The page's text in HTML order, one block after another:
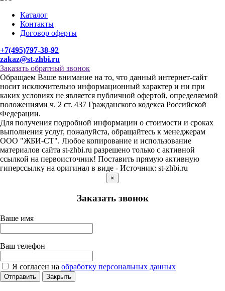
Каталог
Контакты
Договор оферты
+7(495)797-38-92
zakaz@st-zhbi.ru
Заказать обратный звонок
Обращаем Ваше внимание на то, что данный интернет-сайт
носит исключительно информационный характер и ни при
каких условиях не является публичной офертой, определяемой
положениями ч. 2 ст. 437 Гражданского кодекса Российской
Федерации.
Для получения подробной информации о стоимости и сроках
выполнения услуг, пожалуйста, обращайтесь к менеджерам
ООО "ЖБИ-СТ". Любое копирование и использование
материалов сайта st-zhbi.ru разрешено только с активной
ссылкой на первоисточник! Поставить прямую активную
гиперссылку на оригинал в виде - Источник: st-zhbi.ru
×
Заказать звонок
Ваше имя
Ваш телефон
Я согласен на обработку персональных данных
Отправить Закрыть